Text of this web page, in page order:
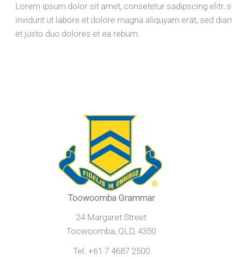
Lorem ipsum dolor sit amet, consetetur sadipscing elitr,
invidunt ut labore et dolore magna aliquyam erat, sed
et justo duo dolores et ea rebum.
Toowoomba Grammar
24 Margaret Street
Toowoomba, QLD, 4350
Tel: +61 7 4687 2500